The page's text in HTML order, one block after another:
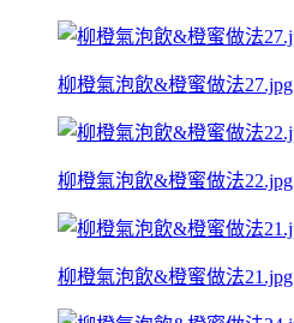
柳橙氣泡飲&橙蜜做法27.jpg
柳橙氣泡飲&橙蜜做法22.jpg
柳橙氣泡飲&橙蜜做法21.jpg